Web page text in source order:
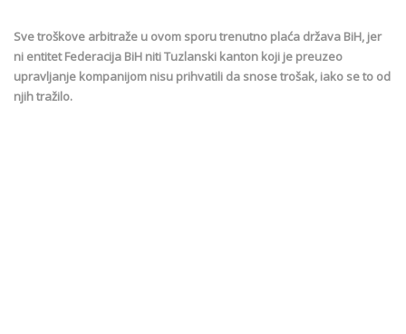
Sve troškove arbitraže u ovom sporu trenutno plaća država BiH, jer
ni entitet Federacija BiH niti Tuzlanski kanton koji je preuzeo
upravljanje kompanijom nisu prihvatili da snose trošak, iako se to od
njih tražilo.